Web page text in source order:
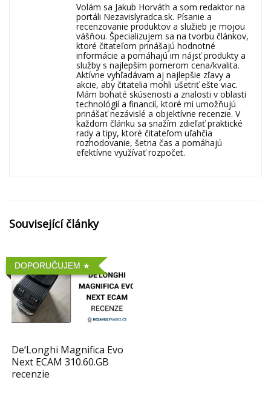
Volám sa Jakub Horváth a som redaktor na
portáli Nezavislyradca.sk. Písanie a
recenzovanie produktov a služieb je mojou
vášňou. Špecializujem sa na tvorbu článkov,
ktoré čitateľom prinášajú hodnotné
informácie a pomáhajú im nájsť produkty a
služby s najlepším pomerom cena/kvalita.
Aktívne vyhľadávam aj najlepšie zľavy a
akcie, aby čitatelia mohli ušetriť ešte viac.
Mám bohaté skúsenosti a znalosti v oblasti
technológií a financií, ktoré mi umožňujú
prinášať nezávislé a objektívne recenzie. V
každom článku sa snažím zdieľať praktické
rady a tipy, ktoré čitateľom uľahčia
rozhodovanie, šetria čas a pomáhajú
efektívne využívať rozpočet.
Související články
DOPORUČUJEM
De’Longhi Magnifica Evo
Next ECAM 310.60.GB
recenzie